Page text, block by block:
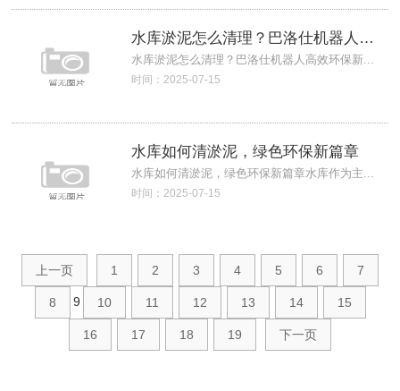
水库淤泥怎么清理？巴洛仕机器人高效环保新
水库淤泥怎么清理？巴洛仕机器人高效环保新...
时间：2025-07-15
水库如何清淤泥，绿色环保新篇章
水库如何清淤泥，绿色环保新篇章水库作为主...
时间：2025-07-15
上一页 1 2 3 4 5 6 7
8 9 10 11 12 13 14 15
16 17 18 19 下一页